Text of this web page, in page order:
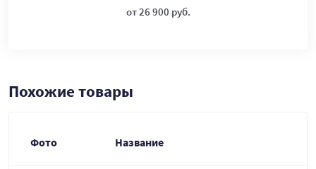
от 26 900 руб.
Похожие товары
Фото Название